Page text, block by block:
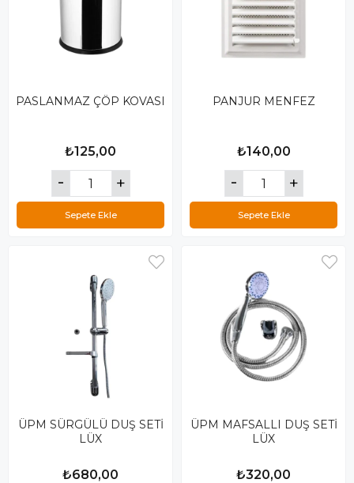
PASLANMAZ ÇÖP KOVASI
₺125,00
Sepete Ekle
PANJUR MENFEZ
₺140,00
Sepete Ekle
ÜPM SÜRGÜLÜ DUŞ SETİ
LÜX
₺680,00
ÜPM MAFSALLI DUŞ SETİ
LÜX
₺320,00